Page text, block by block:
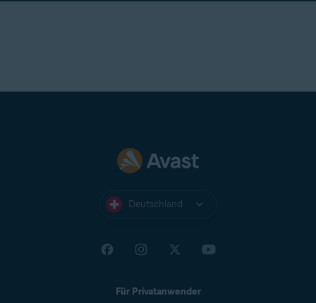
Deutschland
Für Privatanwender